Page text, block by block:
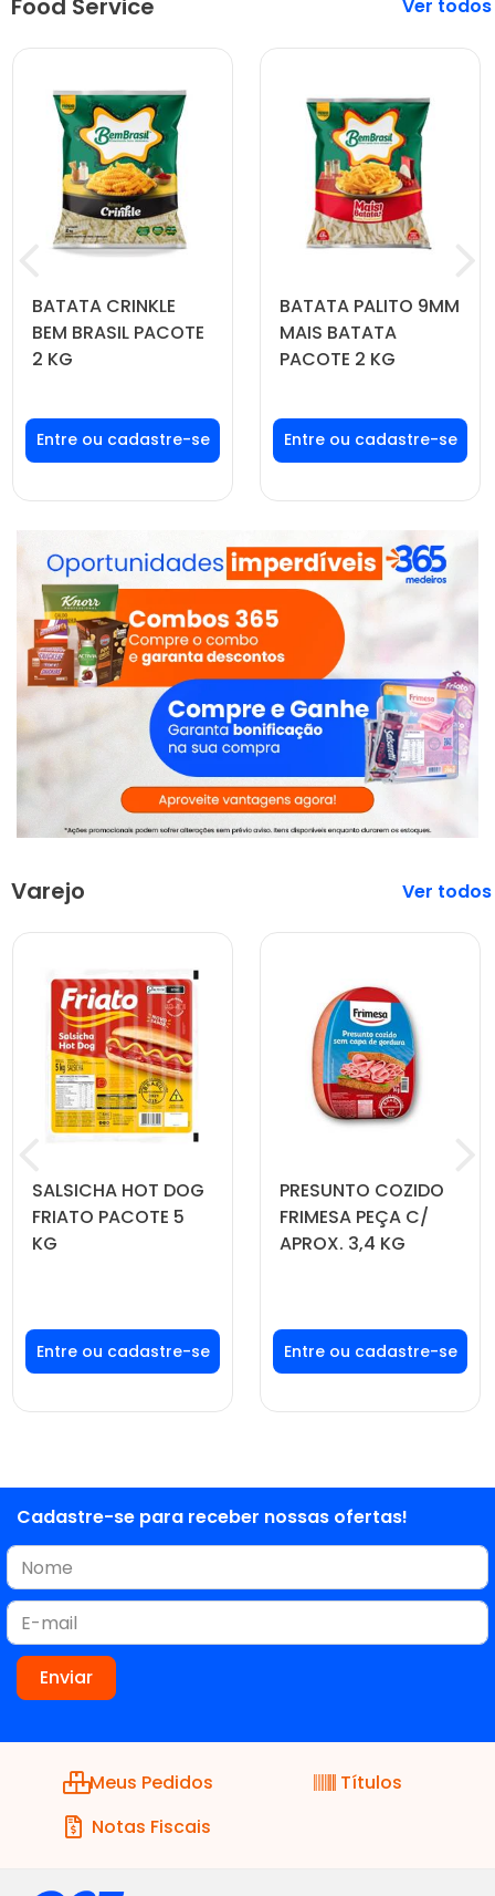
Food Service
BATATA CRINKLE
BEM BRASIL PACOTE
2 KG
Faça seu login ou
cadastre-se para
ver preços e
BATATA PALITO 9MM
MAIS BATATA
PACOTE 2 KG
Faça seu login ou
cadastre-se para
ver preços e
Varejo
SALSICHA HOT DOG
FRIATO PACOTE 5
KG
Faça seu login ou
cadastre-se para
ver preços e
PRESUNTO COZIDO
FRIMESA PEÇA C/
APROX. 3,4 KG
Faça seu login ou
cadastre-se para
ver preços e
Cadastre-se para receber nossas ofertas!
Meus Pedidos
Títulos
Notas Fiscais